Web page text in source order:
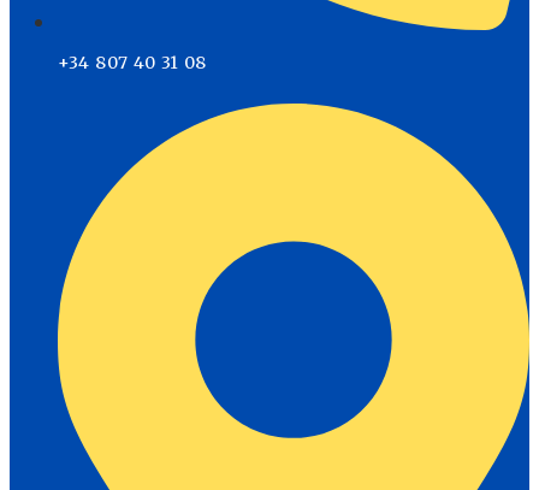
+34 807 40 31 08